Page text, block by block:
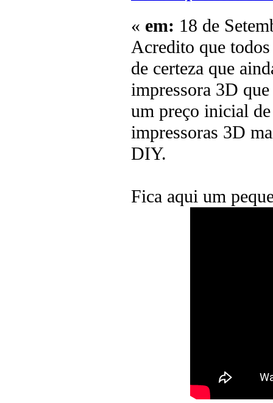
« em: 18 de
Acredito que
de certeza que
impressora 3D
um preço inicial
impressoras 3D
DIY.
Fica aqui um